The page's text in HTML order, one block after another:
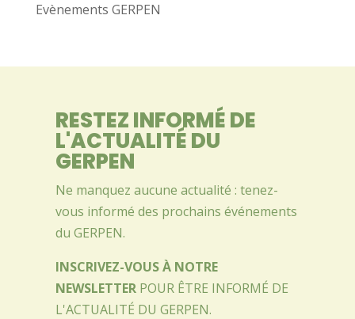
Evènements GERPEN
RESTEZ INFORMÉ DE
L'ACTUALITÉ DU
GERPEN
Ne manquez aucune actualité : tenez-
vous informé des prochains événements
du GERPEN.
INSCRIVEZ-VOUS À NOTRE
NEWSLETTERPOUR ÊTRE INFORMÉ DE
L'ACTUALITÉ DU GERPEN.